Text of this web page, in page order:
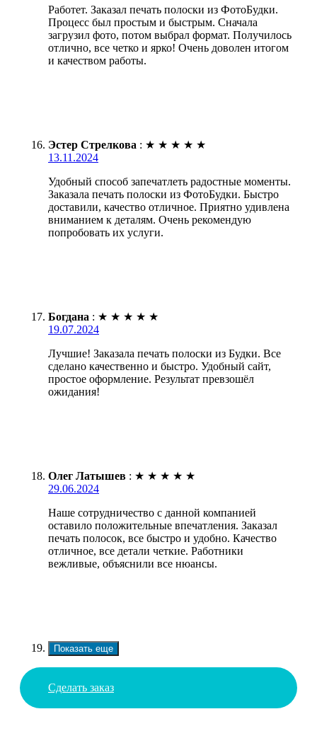
Работет. Заказал печать полоски из ФотоБудки.
Процесс был простым и быстрым. Сначала
загрузил фото, потом выбрал формат. Получилось
отлично, все четко и ярко! Очень доволен итогом
и качеством работы.
Эстер Стрелкова : ★ ★ ★ ★ ★
13.11.2024
Удобный способ запечатлеть радостные моменты.
Заказала печать полоски из ФотоБудки. Быстро
доставили, качество отличное. Приятно удивлена
вниманием к деталям. Очень рекомендую
попробовать их услуги.
Богдана : ★ ★ ★ ★ ★
19.07.2024
Лучшие! Заказала печать полоски из Будки. Все
сделано качественно и быстро. Удобный сайт,
простое оформление. Результат превзошёл
ожидания!
Олег Латышев : ★ ★ ★ ★ ★
29.06.2024
Наше сотрудничество с данной компанией
оставило положительные впечатления. Заказал
печать полосок, все быстро и удобно. Качество
отличное, все детали четкие. Работники
вежливые, объяснили все нюансы.
Показать еще
Сделать заказ